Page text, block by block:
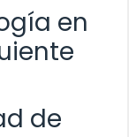
en
de